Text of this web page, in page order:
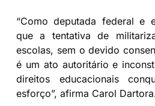
“Como deputada federal e
que a tentativa de
escolas, sem o devido
é um ato autoritário e
direitos educacionais
esforço”, afirma Carol